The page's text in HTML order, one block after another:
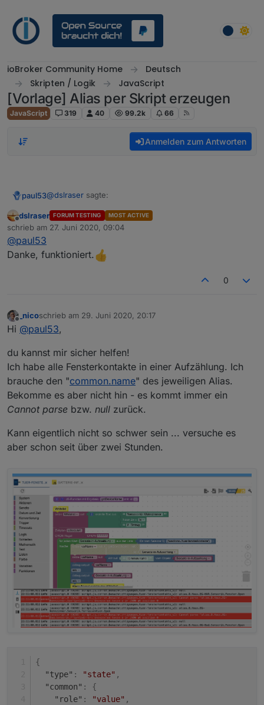
ioBroker Community Home
Deutsch
Skripten / Logik
JavaScript
[Vorlage] Alias per Skript erzeugen
JavaScript 319 40 99.2k 66
Anmelden zum Antworten
paul53@dslraser sagte:
Temperaturwert von z.B. 22.5 in 22,5 umrechnen,
Nein. Zahlen haben immer den Punkt als Dezimal-
Trennzeichen. Mit einem String wiederum kann man
Bei einem "read only" Wert, der nur angezeigt wird,
Offline
dslraser FORUM TESTING MOST ACTIVE
schrieb am 27. Juni 2020, 09:04
zuletzt editiert von
@paul53
Danke, funktioniert.
0
Offline
_nicoschrieb am 29. Juni 2020, 20:17
zuletzt editiert von
Hi @paul53,
du kannst mir sicher helfen!
Ich habe alle Fensterkontakte in einer Aufzählung. Ich
brauche den "common.name" des jeweiligen Alias.
Bekomme es aber nicht hin - es kommt immer ein
Cannot parse bzw. null zurück.
Kann eigentlich nicht so schwer sein ... versuche es
aber schon seit über zwei Stunden.
{
"type" : "state" ,
"common" :
{
"role" : "value" ,